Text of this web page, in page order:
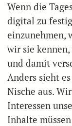
Wenn die
digital zu
einzunehmen,
wir sie
und damit
Anders sieht
Nische aus.
Interessen
Inhalte